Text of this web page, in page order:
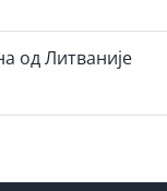
од Литваније